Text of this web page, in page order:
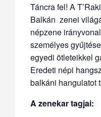
Táncra fel! A
Balkán zenei
népzene
személyes
egyedi ötleteikkel
Eredeti népi
balkáni hangulatot
A zenekar tagjai: